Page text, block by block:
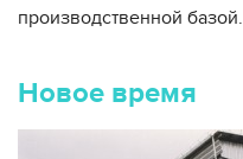
производственной базой.
Новое время